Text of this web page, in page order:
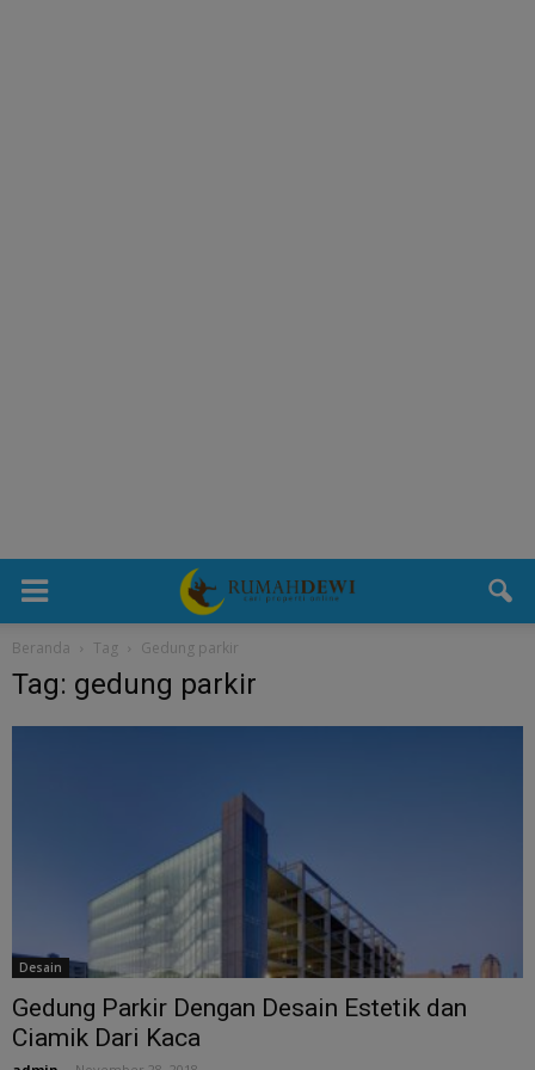
Beranda Tag Gedung parkir
Tag: gedung parkir
Desain
Gedung Parkir Dengan Desain Estetik dan
Ciamik Dari Kaca